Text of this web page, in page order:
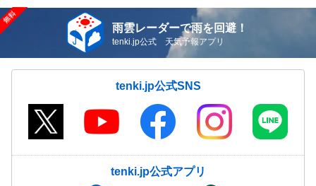
雨雲レーダーで雨を回避！
tenki.jp公式 天気予報アプリ
tenki.jp公式SNS
tenki.jp公式アプリ